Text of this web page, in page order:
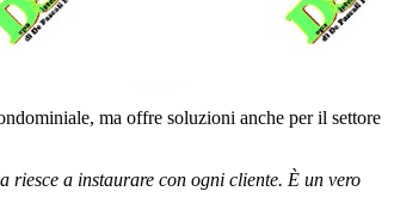
ma offre soluzioni anche per il settore
riesce a instaurare con ogni cliente. È un vero